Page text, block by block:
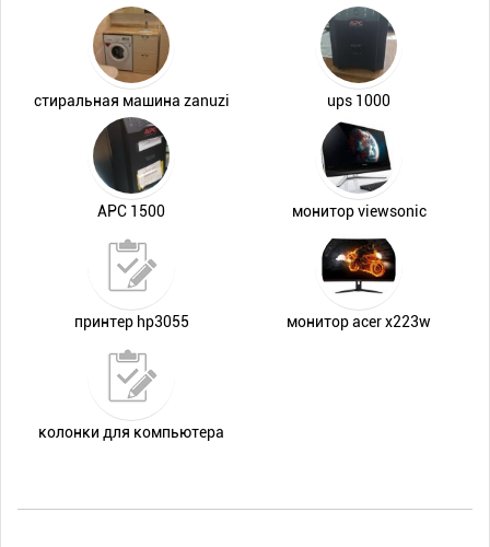
стиральная машина zanuzi ups 1000
APC 1500 монитор viewsonic
принтер hp3055 монитор acer x223w
колонки для компьютера